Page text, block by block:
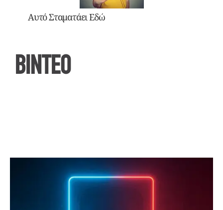
Αυτό Σταματάει Εδώ
ΒΙΝΤΕΟ